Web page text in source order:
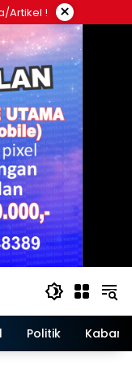
artikel ! ×
Politik Kabar